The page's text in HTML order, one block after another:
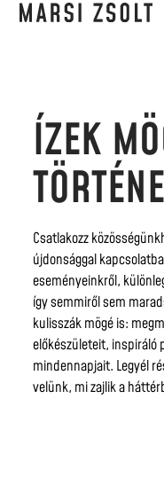
ÍZEK
Csatlakozz
újdonsággal
eseményeinkről,
így semmiről sem
kulisszák mögé is:
előkészületeit, inspiráló
mindennapjait. Legyél
velünk, mi zajlik a